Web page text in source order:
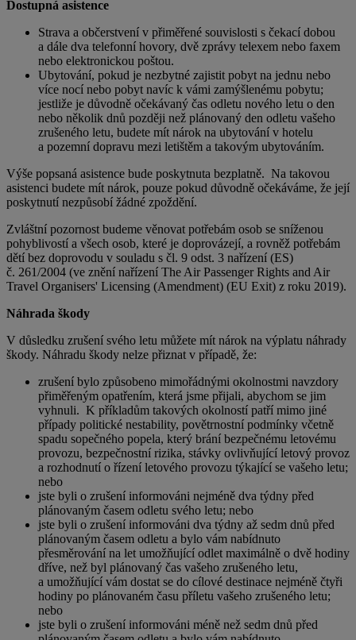
Dostupná asistence
Strava a občerstvení v přiměřené souvislosti s čekací dobou
a dále dva telefonní hovory, dvě zprávy telexem nebo faxem
nebo elektronickou poštou.
Ubytování, pokud je nezbytné zajistit pobyt na jednu nebo
více nocí nebo pobyt navíc k vámi zamýšlenému pobytu;
jestliže je důvodně očekávaný čas odletu nového letu o den
nebo několik dnů později než plánovaný den odletu vašeho
zrušeného letu, budete mít nárok na ubytování v hotelu
a pozemní dopravu mezi letištěm a takovým ubytováním.
Výše popsaná asistence bude poskytnuta bezplatně. Na takovou
asistenci budete mít nárok, pouze pokud důvodně očekáváme, že její
poskytnutí nezpůsobí žádné zpoždění.
Zvláštní pozornost budeme věnovat potřebám osob se sníženou
pohyblivostí a všech osob, které je doprovázejí, a rovněž potřebám
dětí bez doprovodu v souladu s čl. 9 odst. 3 nařízení (ES)
č. 261/2004 (ve znění nařízení The Air Passenger Rights and Air
Travel Organisers' Licensing (Amendment) (EU Exit) z roku 2019).
Náhrada škody
V důsledku zrušení svého letu můžete mít nárok na výplatu náhrady
škody. Náhradu škody nelze přiznat v případě, že:
zrušení bylo způsobeno mimořádnými okolnostmi navzdory
přiměřeným opatřením, která jsme přijali, abychom se jim
vyhnuli. K příkladům takových okolností patří mimo jiné
případy politické nestability, povětrnostní podmínky včetně
spadu sopečného popela, který brání bezpečnému letovému
provozu, bezpečnostní rizika, stávky ovlivňující letový provoz
a rozhodnutí o řízení letového provozu týkající se vašeho letu;
nebo
jste byli o zrušení informováni nejméně dva týdny před
plánovaným časem odletu svého letu; nebo
jste byli o zrušení informováni dva týdny až sedm dnů před
plánovaným časem odletu a bylo vám nabídnuto
přesměrování na let umožňující odlet maximálně o dvě hodiny
dříve, než byl plánovaný čas vašeho zrušeného letu,
a umožňující vám dostat se do cílové destinace nejméně čtyři
hodiny po plánovaném času příletu vašeho zrušeného letu;
nebo
jste byli o zrušení informováni méně než sedm dnů před